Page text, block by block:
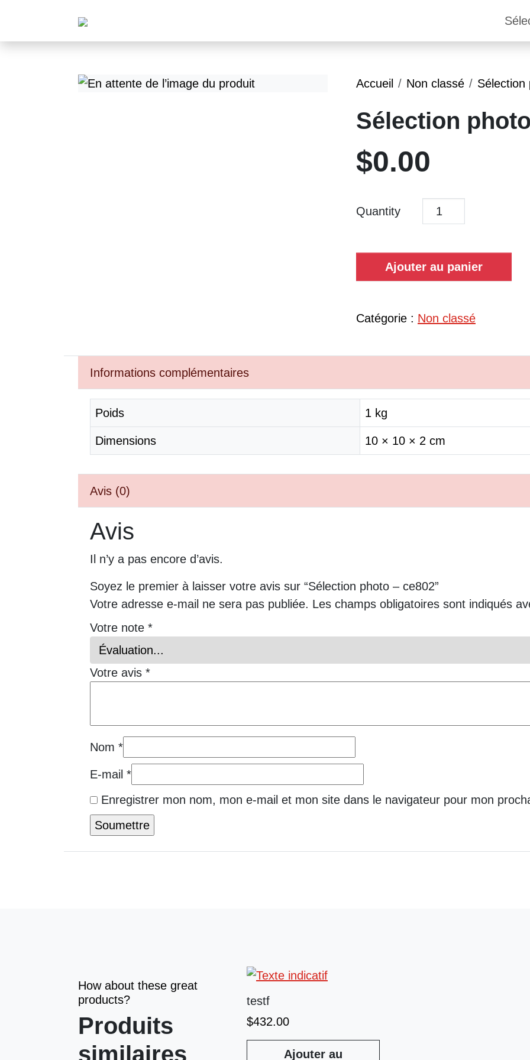
Accueil Non classé Sélection
Sélection
$0.00
Quantity
Ajouter au panier
Catégorie : Non classé
Informations complémentaires
Poids 1 kg
Dimensions 10 × 10 × 2 cm
Avis (0)
Avis
Il n’y a pas encore d’avis.
Soyez le premier à laisser votre avis sur “Sélection photo – ce802”
Votre adresse e-mail ne sera pas publiée. Les champs obligatoires sont indiqués
Votre note *
Votre avis *
Nom *
E-mail *
Enregistrer mon nom, mon e-mail et mon site dans le navigateur pour mon
How about these great
products?
Produits
similaires
testf
$432.00
Ajouter au